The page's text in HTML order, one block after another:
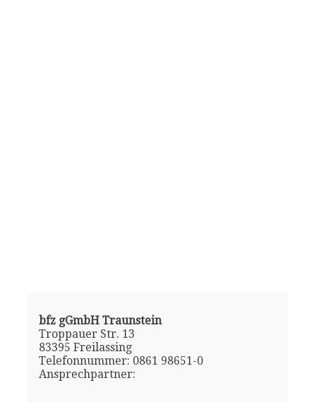
bfz gGmbH Traunstein
Troppauer Str. 13
83395 Freilassing
Telefonnummer: 0861 98651-0
Ansprechpartner: